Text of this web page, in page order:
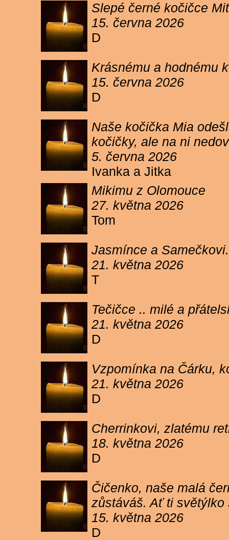
Slepé černé kočičce
15. června 2026
D
Krásnému a hodnému
15. června 2026
D
Naše kočička Mia
kočičky, ale na ni
5. června 2026
Ivanka a Jitka
Mikimu z Olomouce
27. května 2026
Tom
Jasmínce a
21. května 2026
T
Tečičce .. milé a
21. května 2026
D
Vzpomínka na Čárku,
21. května 2026
D
Cherrinkovi, zlatému
18. května 2026
D
Čičenko, naše malá
zůstáváš. Ať ti
15. května 2026
D